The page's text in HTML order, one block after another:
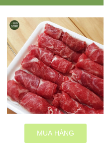
MUA HÀNG